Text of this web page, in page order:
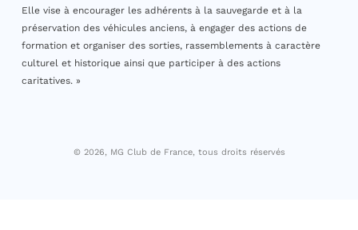
Elle vise à encourager les adhérents à la sauvegarde et à la
préservation des véhicules anciens, à engager des actions de
formation et organiser des sorties, rassemblements à caractère
culturel et historique ainsi que participer à des actions
caritatives. »
© 2026, MG Club de France, tous droits réservés